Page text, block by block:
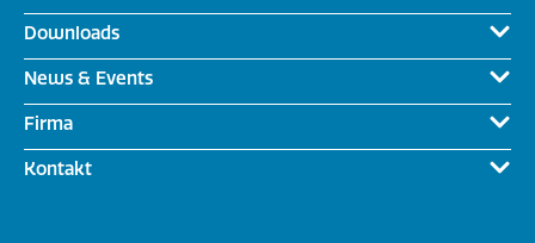
Downloads
News & Events
Firma
Kontakt